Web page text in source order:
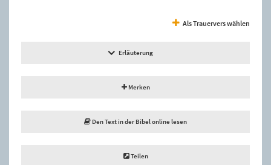
Als Trauervers wählen
Erläuterung
Merken
Den Text in der Bibel online lesen
Teilen